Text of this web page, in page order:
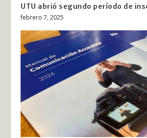
UTU abrió segundo período de
febrero 7, 2025